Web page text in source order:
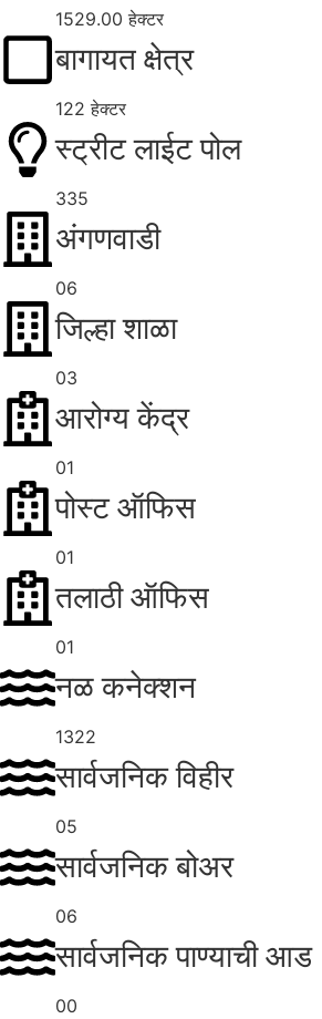
1529.00 हेक्टर
बागायत क्षेत्र
122 हेक्टर
स्ट्रीट लाईट पोल
335
अंगणवाडी
06
जिल्हा शाळा
03
आरोग्य केंद्र
01
पोस्ट ऑफिस
01
तलाठी ऑफिस
01
नळ कनेक्शन
1322
सार्वजनिक विहीर
05
सार्वजनिक बोअर
06
सार्वजनिक पाण्याची आड
00